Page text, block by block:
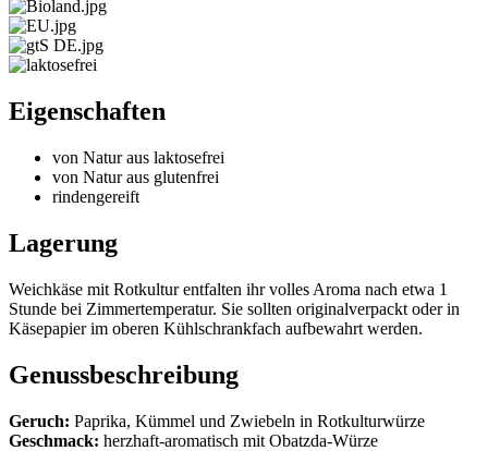
Eigenschaften
von Natur aus laktosefrei
von Natur aus glutenfrei
rindengereift
Lagerung
Weichkäse mit Rotkultur entfalten ihr volles Aroma nach etwa 1
Stunde bei Zimmertemperatur. Sie sollten originalverpackt oder in
Käsepapier im oberen Kühlschrankfach aufbewahrt werden.
Genussbeschreibung
Geruch: Paprika, Kümmel und Zwiebeln in Rotkulturwürze
Geschmack: herzhaft-aromatisch mit Obatzda-Würze